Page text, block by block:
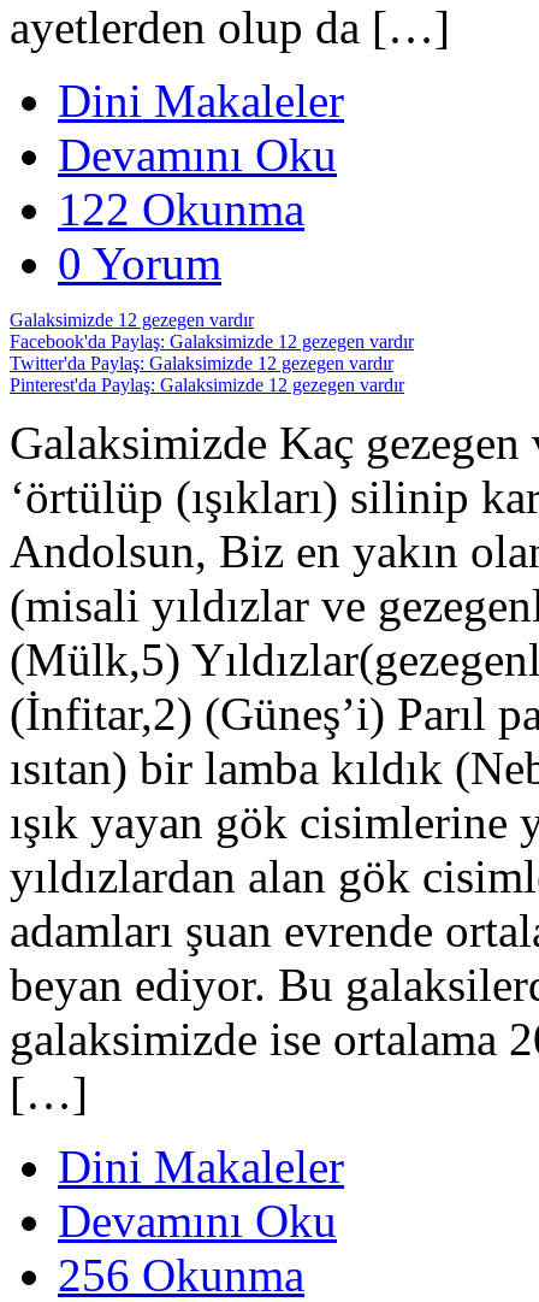
ayetlerden olup da […]
Dini Makaleler
Devamını Oku
122 Okunma
0 Yorum
Galaksimizde 12 gezegen vardır
Facebook'da Paylaş: Galaksimizde 12 gezegen vardır
Twitter'da Paylaş: Galaksimizde 12 gezegen vardır
Pinterest'da Paylaş: Galaksimizde 12 gezegen vardır
Galaksimizde Kaç gezegen
‘örtülüp (ışıkları) silinip
Andolsun, Biz en yakın
(misali yıldızlar ve
(Mülk,5)
(İnfitar,2) (Güneş’i) Parıl
ısıtan) bir lamba kıldık
ışık yayan gök cisimlerine
yıldızlardan alan gök
adamları şuan evrende
beyan ediyor. Bu
galaksimizde ise ortalama
[…]
Dini Makaleler
Devamını Oku
256 Okunma